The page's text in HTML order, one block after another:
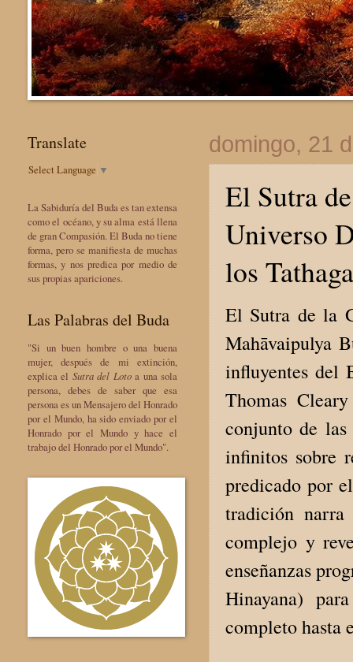
domingo, 21
El Sutra
Universo
los
El Sutra de la
Mahāvaipulya
influyentes del
Thomas
conjunto de
infinitos sobre
predicado por
tradición
complejo y
enseñanzas
Hinayana)
completo hasta
Translate
Select Language ▼
La Sabiduría del Buda es tan extensa
como el océano, y su alma está llena
de gran Compasión. El Buda no tiene
forma, pero se manifiesta de muchas
formas, y nos predica por medio de
sus propias apariciones.
Las Palabras del Buda
"Si un buen hombre o una buena
mujer, después de mi extinción,
explica el Sutra del Lotoa una sola
persona, debes de saber que esa
persona es un Mensajero del Honrado
por el Mundo, ha sido enviado por el
Honrado por el Mundo y hace el
trabajo del Honrado por el Mundo".